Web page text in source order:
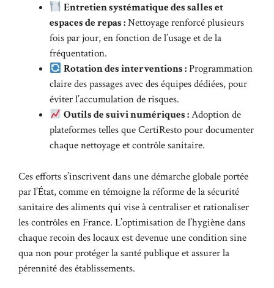
Entretien systématique des salles et
espaces de repas :Nettoyage renforcé plusieurs
fois par jour, en fonction de l’usage et de la
fréquentation.
Rotation des interventions :Programmation
claire des passages avec des équipes dédiées, pour
éviter l’accumulation de risques.
Outils de suivi numériques :Adoption de
plateformes telles que CertiResto pour documenter
chaque nettoyage et contrôle sanitaire.
Ces efforts s’inscrivent dans une démarche globale portée
par l’État, comme en témoigne la réforme de lasécurité
sanitaire des alimentsqui vise à centraliser et rationaliser
les contrôles en France. L’optimisation de l’hygiène dans
chaque recoin des locaux est devenue une condition sine
qua non pour protéger la santé publique et assurer la
pérennité des établissements.